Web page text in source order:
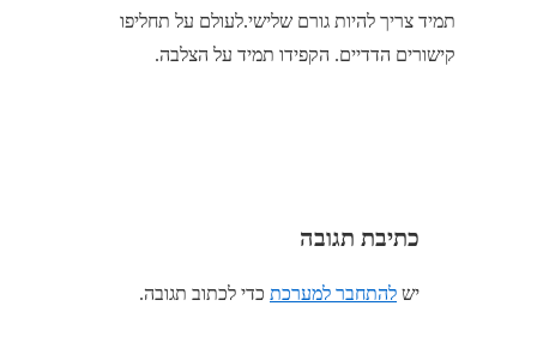
תמיד צריך להיות גורם שלישי.לעולם על תחליפו
קישורים הדדיים. הקפידו תמיד על הצלבה.
כתיבת תגובה
ישלהתחבר למערכתכדי לכתוב תגובה.